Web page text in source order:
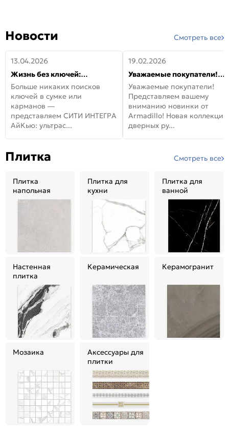
Новости Смотреть все
13.04.2026
Жизнь без ключей:
встречайте новую дверь
СИТИ ИНТЕГРА АйКью!
Больше никаких поисков
ключей в сумке или
карманов —
представляем СИТИ ИНТЕГРА
АйКью: ультрас...
19.02.2026
Уважаемые покупатели!
Представляем вашему
вниманию новинки от
Armadillo!
Уважаемые покупатели!
Представляем вашему
вниманию новинки от
Armadillo! Новая коллекция
дверных ру...
Плитка Смотреть все
Плитка
напольная
Плитка для
кухни
Плитка для
ванной
Настенная
плитка
Керамическая Керамогранит
Мозаика
Аксессуары для
плитки